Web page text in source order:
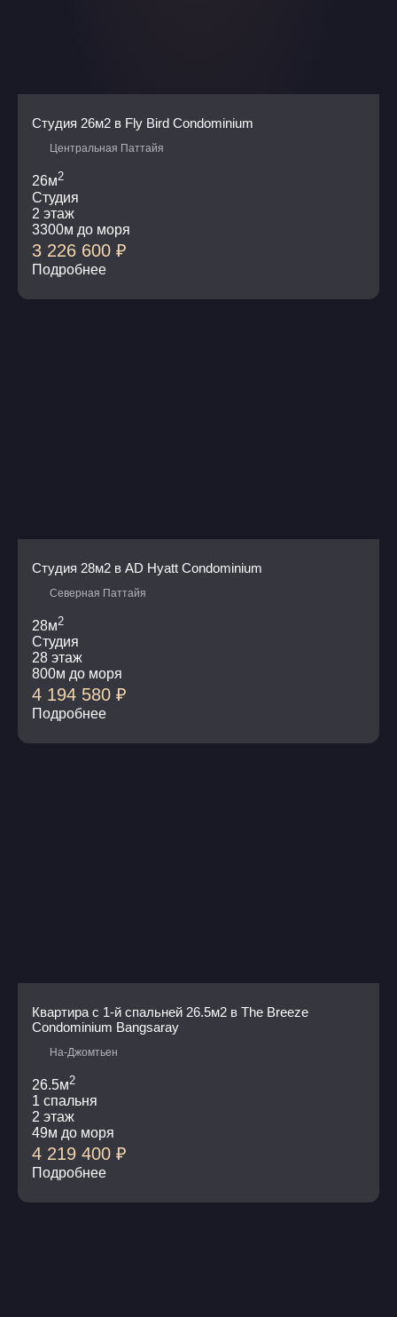
Студия 26м2 в Fly Bird Condominium
Центральная Паттайя
26м2
Студия
2 этаж
3300м до моря
3 226 600 ₽
Подробнее
Студия 28м2 в AD Hyatt Condominium
Северная Паттайя
28м2
Студия
28 этаж
800м до моря
4 194 580 ₽
Подробнее
Квартира с 1-й спальней 26.5м2 в The Breeze
Condominium Bangsaray
На-Джомтьен
26.5м2
1 спальня
2 этаж
49м до моря
4 219 400 ₽
Подробнее